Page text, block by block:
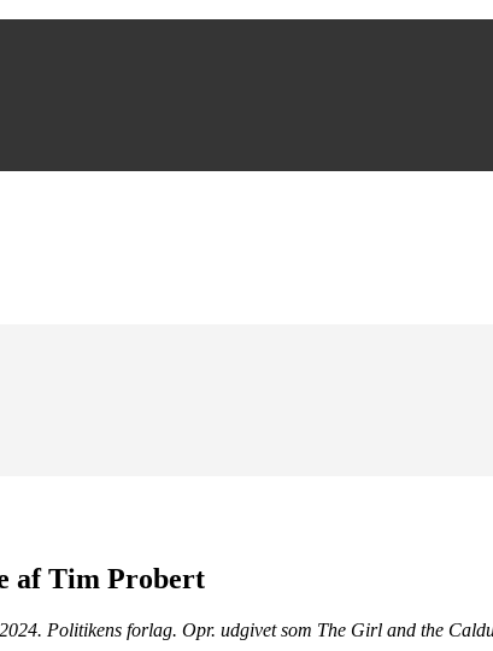
af Tim Probert
Politikens forlag. Opr. udgivet som The Girl and the